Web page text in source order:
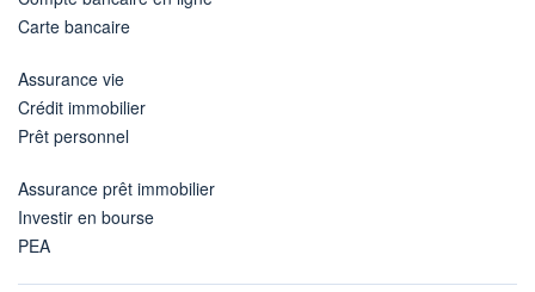
Carte bancaire
Assurance vie
Crédit immobilier
Prêt personnel
Assurance prêt immobilier
Investir en bourse
PEA